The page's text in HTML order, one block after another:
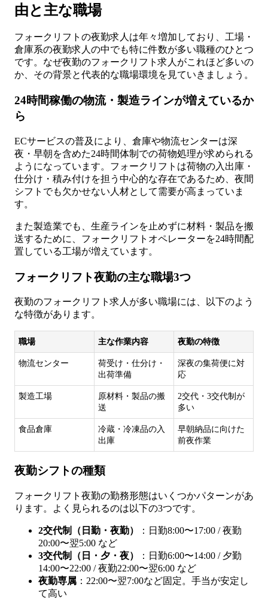
由と主な職場
フォークリフトの夜勤求人は年々増加しており、工場・
倉庫系の夜勤求人の中でも特に件数が多い職種のひとつ
です。なぜ夜勤のフォークリフト求人がこれほど多いの
か、その背景と代表的な職場環境を見ていきましょう。
24時間稼働の物流・製造ラインが増えているか
ら
ECサービスの普及により、倉庫や物流センターは深
夜・早朝を含めた24時間体制での荷物処理が求められる
ようになっています。フォークリフトは荷物の入出庫・
仕分け・積み付けを担う中心的な存在であるため、夜間
シフトでも欠かせない人材として需要が高まっていま
す。
また製造業でも、生産ラインを止めずに材料・製品を搬
送するために、フォークリフトオペレーターを24時間配
置している工場が増えています。
フォークリフト夜勤の主な職場3つ
夜勤のフォークリフト求人が多い職場には、以下のよう
な特徴があります。
職場 主な作業内容 夜勤の特徴
物流センター
荷受け・仕分け・
出荷準備
深夜の集荷便に対
応
製造工場
原材料・製品の搬
送
2交代・3交代制が
多い
食品倉庫
冷蔵・冷凍品の入
出庫
早朝納品に向けた
前夜作業
夜勤シフトの種類
フォークリフト夜勤の勤務形態はいくつかパターンがあ
ります。よく見られるのは以下の3つです。
2交代制（日勤・夜勤）
：日勤8:00〜17:00 / 夜勤
20:00〜翌5:00 など
3交代制（日・夕・夜）
：日勤6:00〜14:00 / 夕勤
14:00〜22:00 / 夜勤22:00〜翌6:00 など
夜勤専属 ：22:00〜翌7:00など固定。手当が安定し
て高い